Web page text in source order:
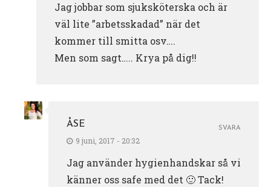
Jag jobbar som sjuksköterska och är
väl lite ”arbetsskadad” när det
kommer till smitta osv….
Men som sagt….. Krya på dig!!
ÅSE
9 juni, 2017 - 20:32
Jag använder hygienhandskar så vi
känner oss safe med det 🙂 Tack!
SVARA